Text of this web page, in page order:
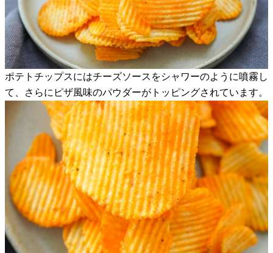
ポテトチップスにはチーズソースをシャワーのように噴霧し
て、さらにピザ風味のパウダーがトッピングされています。